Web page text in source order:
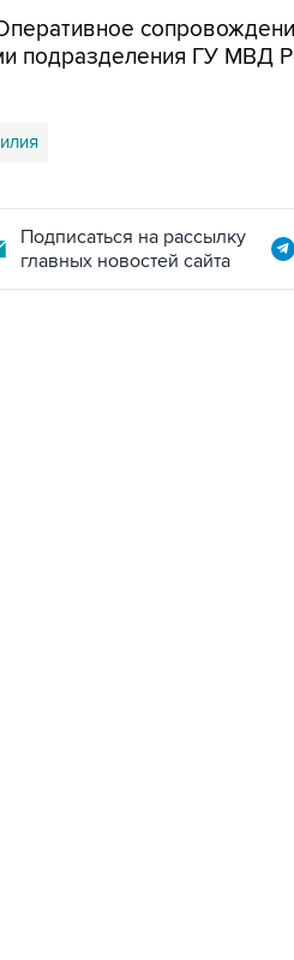
подразделения ГУ МВД
Подписаться на рассылку
главных новостей сайта